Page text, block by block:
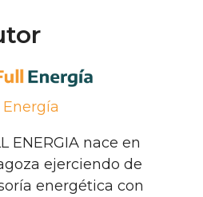
ENERGIA nace en
ejerciendo de
energética con